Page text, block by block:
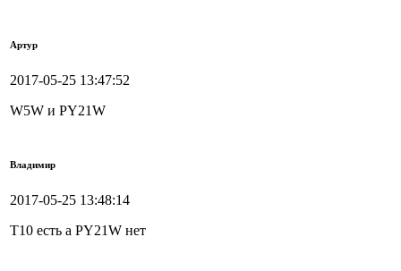
Артур
2017-05-25 13:47:52
W5W и PY21W
Владимир
2017-05-25 13:48:14
Т10 есть а PY21W нет